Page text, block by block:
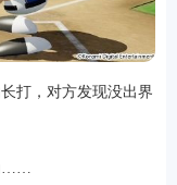
赛车竞速策略塔防动作射
游戏单机游戏
物 地图导航主题桌面
打，对方发现没出界
……